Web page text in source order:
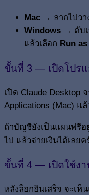
Mac → ลากไปวา
Windows → ดับ
แล้วเลือก Run
ขั้นที่ 3 — เปิดโปร
เปิด Claude Desktop
Applications (Mac) แ
ถ้าบัญชียังเป็นแผนฟรี
ไป แล้วจ่ายเงินได้เลยค
ขั้นที่ 4 — เปิดใช้งา
หลังล็อกอินเสร็จ จะเห็